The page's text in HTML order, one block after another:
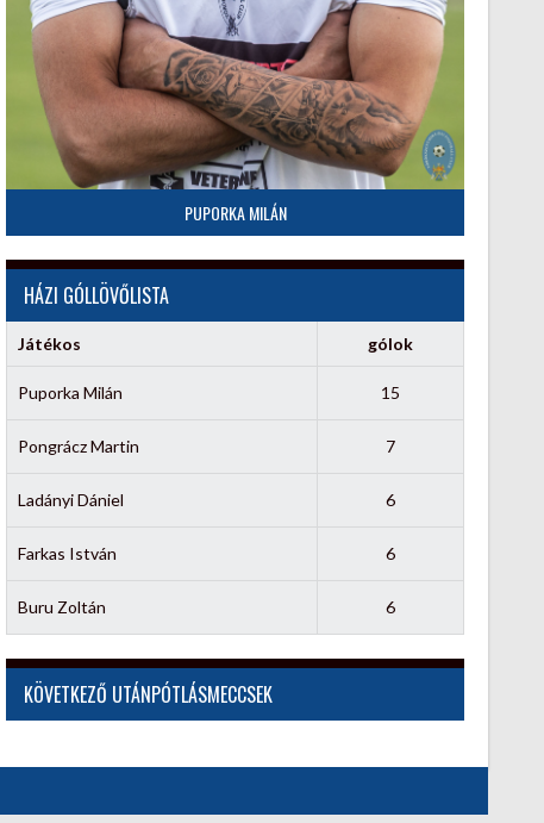
PUPORKA MILÁN
HÁZI GÓLLÖVŐLISTA
Játékos gólok
Puporka Milán 15
Pongrácz Martin 7
Ladányi Dániel 6
Farkas István 6
Buru Zoltán 6
KÖVETKEZŐ UTÁNPÓTLÁSMECCSEK